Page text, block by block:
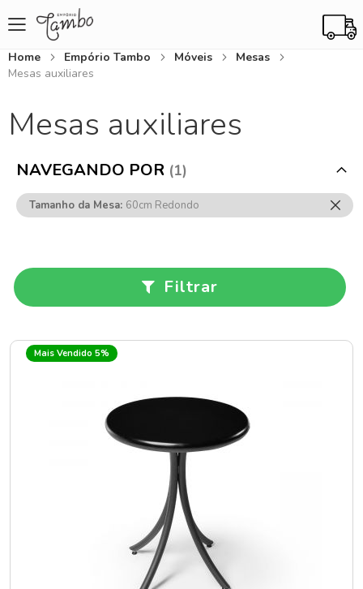
Home Empório Tambo Móveis
Mesas
Mesas auxiliares
Mesas auxiliares
Filtrar
Mais Vendido 5%
NAVEGANDO POR
Tamanho da Mesa 60cm Redondo
Esse